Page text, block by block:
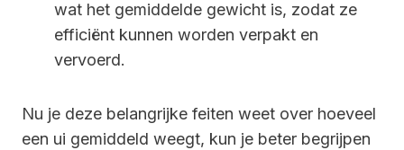
wat het gemiddelde gewicht is, zodat ze
efficiënt kunnen worden verpakt en
vervoerd.
Nu je deze belangrijke feiten weet over hoeveel
een ui gemiddeld weegt, kun je beter begrijpen